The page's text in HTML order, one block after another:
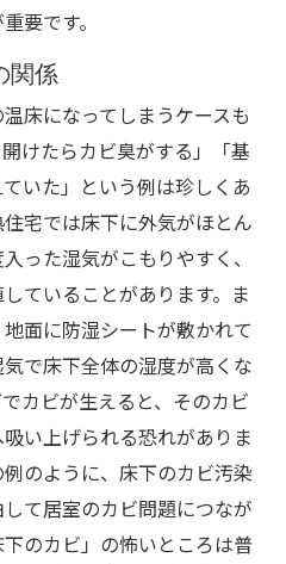
要です。
関係
床になってしまうケースも
けたらカビ臭がする」「基
いた」という例は珍しくあ
宅では床下に外気がほとん
った湿気がこもりやすく、
ていることがあります。ま
面に防湿シートが敷かれて
で床下全体の湿度が高くな
カビが生えると、そのカビ
い上げられる恐れがありま
のように、床下のカビ汚染
て居室のカビ問題につなが
のカビ」の怖いところは普